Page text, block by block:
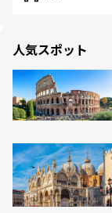
人気スポット